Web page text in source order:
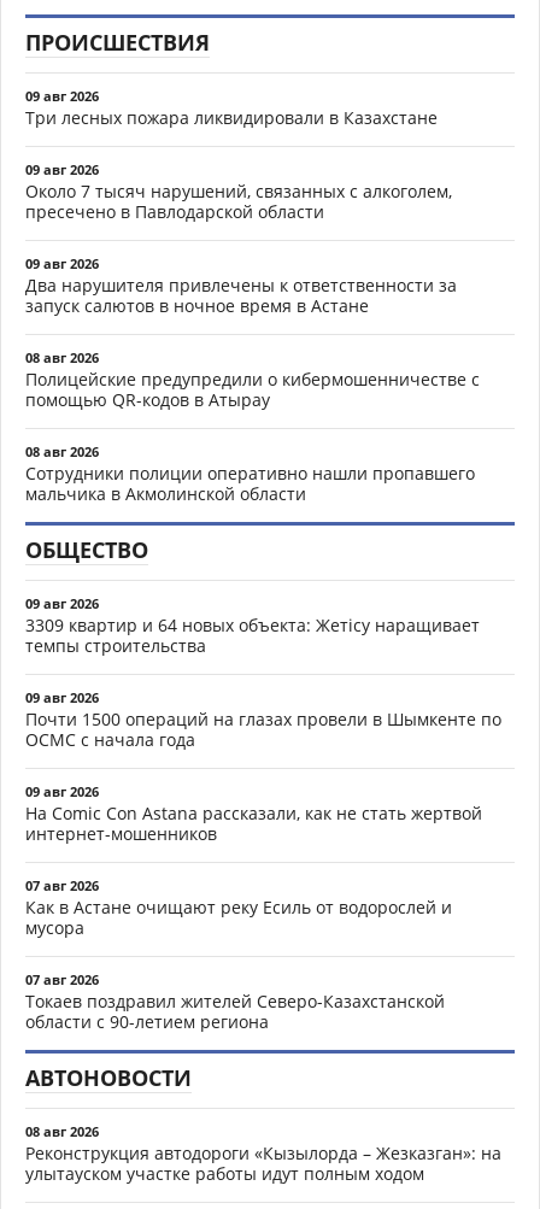
ПРОИСШЕСТВИЯ
09 авг 2026
Три лесных пожара ликвидировали в Казахстане
09 авг 2026
Около 7 тысяч нарушений, связанных с алкоголем,
пресечено в Павлодарской области
09 авг 2026
Два нарушителя привлечены к ответственности за
запуск салютов в ночное время в Астане
08 авг 2026
Полицейские предупредили о кибермошенничестве с
помощью QR-кодов в Атырау
08 авг 2026
Сотрудники полиции оперативно нашли пропавшего
мальчика в Акмолинской области
ОБЩЕСТВО
09 авг 2026
3309 квартир и 64 новых объекта: Жетісу наращивает
темпы строительства
09 авг 2026
Почти 1500 операций на глазах провели в Шымкенте по
ОСМС с начала года
09 авг 2026
На Comic Con Astana рассказали, как не стать жертвой
интернет-мошенников
07 авг 2026
Как в Астане очищают реку Есиль от водорослей и
мусора
07 авг 2026
Токаев поздравил жителей Северо-Казахстанской
области с 90-летием региона
АВТОНОВОСТИ
08 авг 2026
Реконструкция автодороги «Кызылорда – Жезказган»: на
улытауском участке работы идут полным ходом